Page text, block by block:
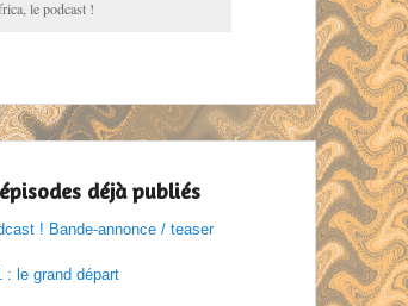
le podcast !
déjà publiés
! Bande-annonce / teaser
: le grand départ